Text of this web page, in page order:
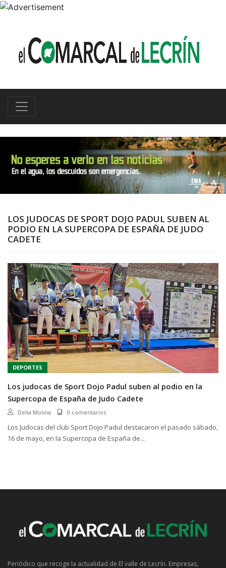
LOS JUDOCAS DE SPORT DOJO PADUL SUBEN AL
PODIO EN LA SUPERCOPA DE ESPAÑA DE JUDO
CADETE
DEPORTES
Los judocas de Sport Dojo Padul suben al podio en la
Supercopa de España de Judo Cadete
Delia Molina 0 comentarios
Los Judocas del club Sport Dojo Padul destacaron el pasado sábado,
16 de mayo, en la Supercopa de España de...
Periódico que recoge la actualidad de El valle de Lecrín. Empresas,